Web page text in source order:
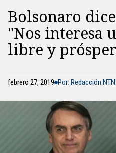
Bolsonaro
"Nos interesa
libre y
febrero 27, 2019 Por: Redacción